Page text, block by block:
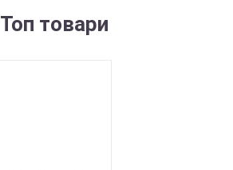
Топ товари